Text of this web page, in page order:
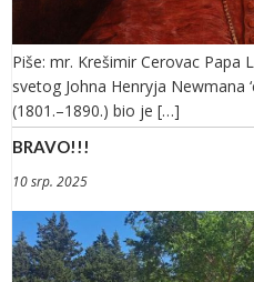
Piše: mr. Krešimir Cerovac Papa
svetog Johna Henryja Newmana
(1801.–1890.) bio je […]
BRAVO!!!
10 srp. 2025